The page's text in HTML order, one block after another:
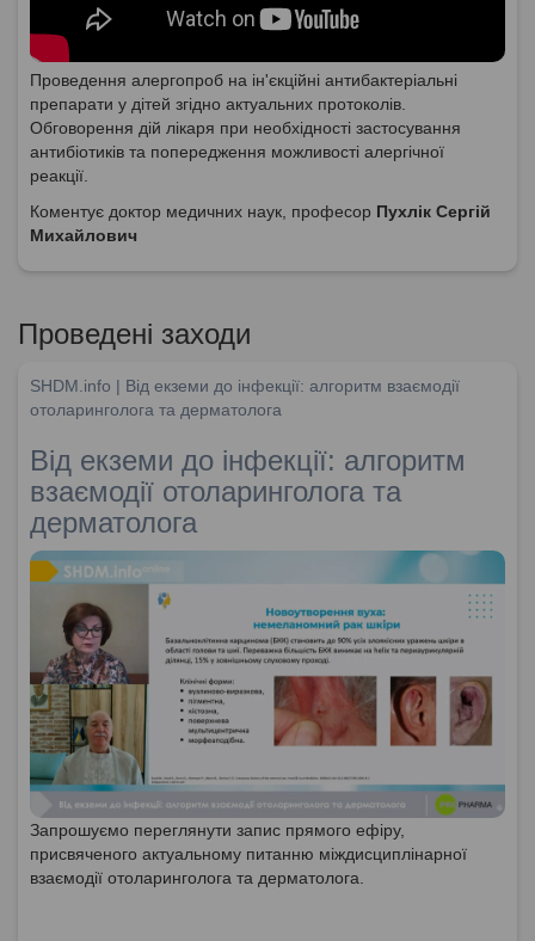
Проведення алергопроб на ін'єкційні антибактеріальні
препарати у дітей згідно актуальних протоколів.
Обговорення дій лікаря при необхідності застосування
антибіотиків та попередження можливості алергічної
реакції.
Коментує доктор медичних наук, професор Пухлік Сергій
Михайлович
Проведені заходи
SHDM.info | Від екземи до інфекції: алгоритм взаємодії
отоларинголога та дерматолога
Від екземи до інфекції: алгоритм
взаємодії отоларинголога та
дерматолога
Запрошуємо переглянути запис прямого ефіру,
присвяченого актуальному питанню міждисциплінарної
взаємодії отоларинголога та дерматолога.